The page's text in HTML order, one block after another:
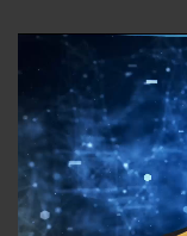
Video
Player